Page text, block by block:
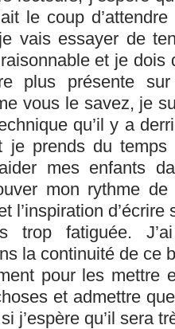
le coup
vais essayer de
et je dois
plus présente
vous le savez, je
qu’il y a
je prends du temps
mes enfants
mon rythme de
l’inspiration
trop fatiguée.
la continuité de ce
pour les mettre
et admettre
j’espère qu’il sera